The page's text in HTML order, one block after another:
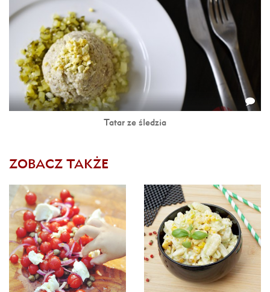
Tatar ze śledzia
ZOBACZ TAKŻE